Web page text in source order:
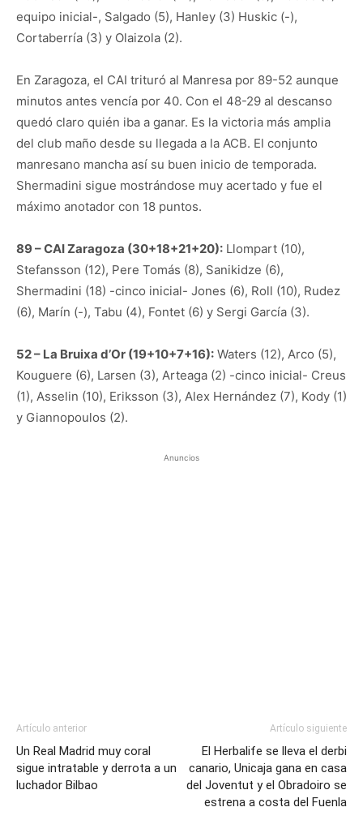
equipo inicial-, Salgado (5), Hanley (3) Huskic (-),
Cortaberría (3) y Olaizola (2).
En Zaragoza, el CAI trituró al Manresa por 89-52 aunque
minutos antes vencía por 40. Con el 48-29 al descanso
quedó claro quién iba a ganar. Es la victoria más amplia
del club maño desde su llegada a la ACB. El conjunto
manresano mancha así su buen inicio de temporada.
Shermadini sigue mostrándose muy acertado y fue el
máximo anotador con 18 puntos.
89 – CAI Zaragoza (30+18+21+20): Llompart (10),
Stefansson (12), Pere Tomás (8), Sanikidze (6),
Shermadini (18) -cinco inicial- Jones (6), Roll (10), Rudez
(6), Marín (-), Tabu (4), Fontet (6) y Sergi García (3).
52 – La Bruixa d’Or (19+10+7+16): Waters (12), Arco (5),
Kouguere (6), Larsen (3), Arteaga (2) -cinco inicial- Creus
(1), Asselin (10), Eriksson (3), Alex Hernández (7), Kody (1)
y Giannopoulos (2).
Anuncios
Artículo anterior
Un Real Madrid muy coral
sigue intratable y derrota a un
luchador Bilbao
Artículo siguiente
El Herbalife se lleva el derbi
canario, Unicaja gana en casa
del Joventut y el Obradoiro se
estrena a costa del Fuenla